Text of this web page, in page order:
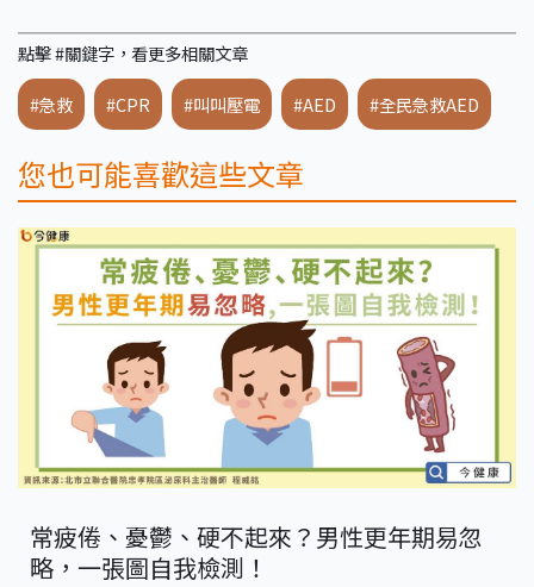
點擊 #關鍵字，看更多相關文章
#急救 #CPR #叫叫壓電 #AED #全民急救AED
您也可能喜歡這些文章
常疲倦、憂鬱、硬不起來？男性更年期易忽
略，一張圖自我檢測！